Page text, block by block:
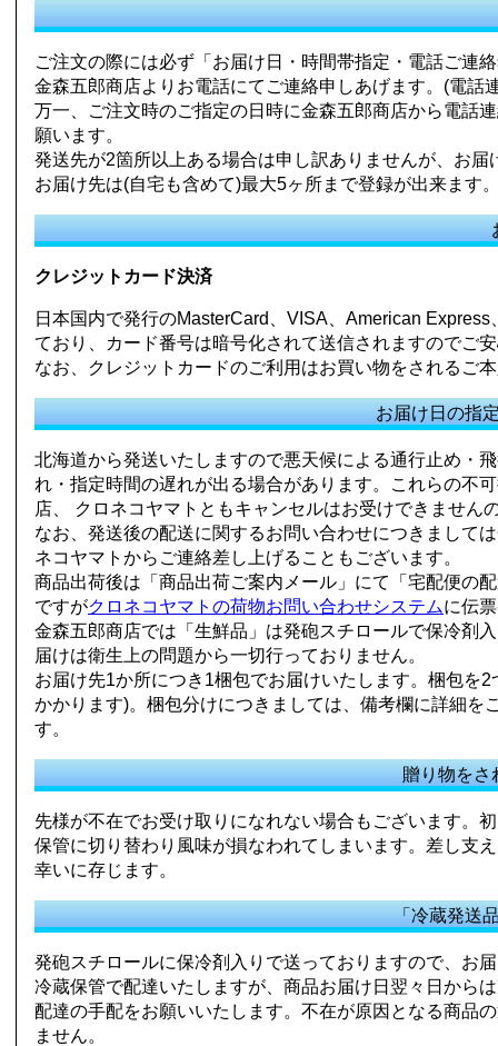
ご注文の際には必ず「お届け日・時間帯指定・電話ご連
金森五郎商店よりお電話にてご連絡申しあげます。(電
万一、ご注文時のご指定の日時に金森五郎商店から電話
願います。
発送先が2箇所以上ある場合は申し訳ありませんが、お
お届け先は(自宅も含めて)最大5ヶ所まで登録が出来ます
クレジットカード決済
日本国内で発行のMasterCard、VISA、American
ており、カード番号は暗号化されて送信されますのでご
なお、クレジットカードのご利用はお買い物をされるご
お届け日の指
北海道から発送いたしますので悪天候による通行止め・
れ・指定時間の遅れが出る場合があります。これらの不
店、 クロネコヤマトともキャンセルはお受けできません
なお、発送後の配送に関するお問い合わせにつきまして
ネコヤマトからご連絡差し上げることもございます。
商品出荷後は「商品出荷ご案内メール」にて「宅配便の
ですがクロネコヤマトの荷物お問い合わせシステムに伝
金森五郎商店では「生鮮品」は発砲スチロールで保冷剤
届けは衛生上の問題から一切行っておりません。
お届け先1か所につき1梱包でお届けいたします。梱包を
かかります)。梱包分けにつきましては、備考欄に詳細
す。
贈り物をさ
先様が不在でお受け取りになれない場合もございます。
保管に切り替わり風味が損なわれてしまいます。差し支
幸いに存じます。
「冷蔵発送
発砲スチロールに保冷剤入りで送っておりますので、お
冷蔵保管で配達いたしますが、商品お届け日翌々日から
配達の手配をお願いいたします。不在が原因となる商品
ません。